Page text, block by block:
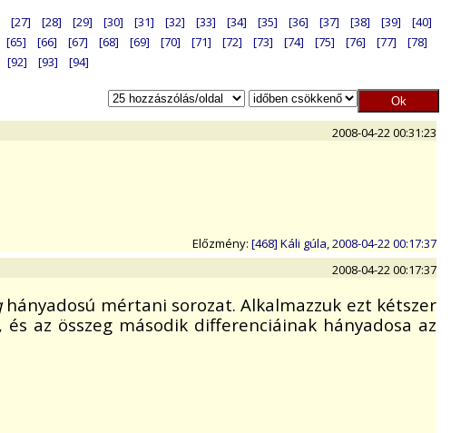
[27] [28] [29] [30] [31] [32] [33] [34] [35] [36] [37] [38] [39]
[40]
[65] [66] [67] [68] [69] [70] [71] [72] [73] [74] [75] [76] [77]
[78]
[92] [93] [94]
2008-04-22 00:31:23
Előzmény: [468] Káli gúla, 2008-04-22 00:17:37
2008-04-22 00:17:37
hányadosú mértani sorozat. Alkalmazzuk ezt kétszer
az összeg második differenciáinak hányadosa az